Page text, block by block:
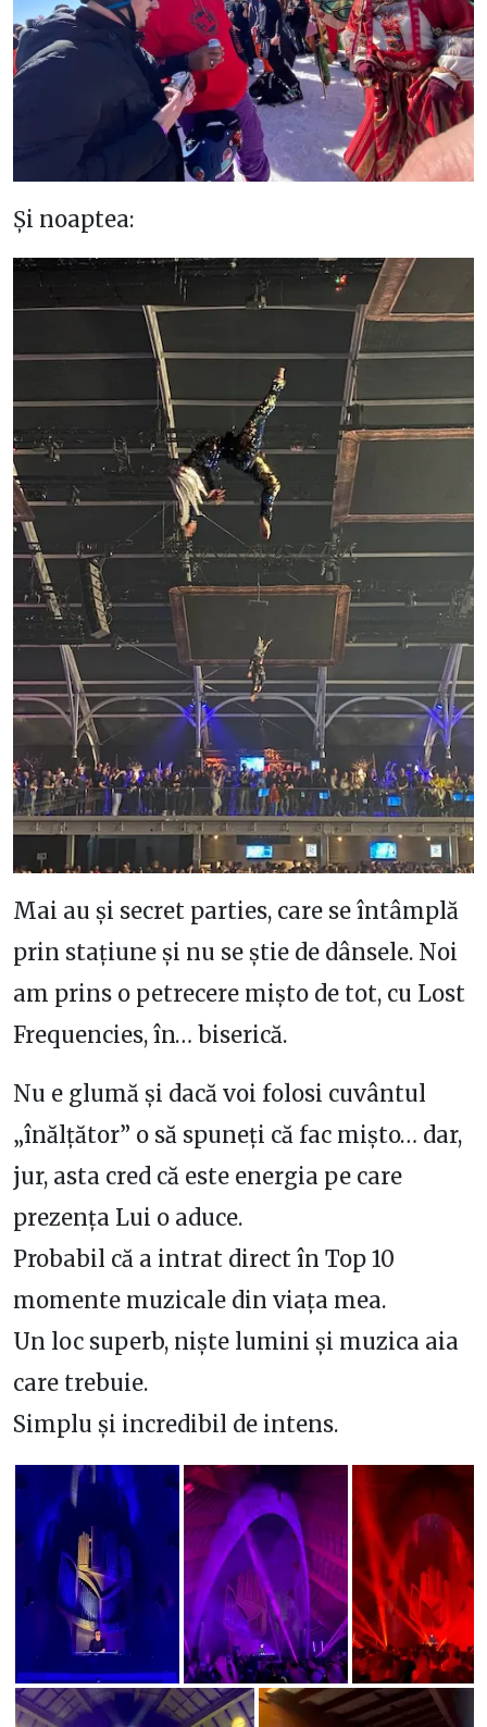
Și noaptea:
Mai au și secret parties, care se întâmplă
prin stațiune și nu se știe de dânsele. Noi
am prins o petrecere mișto de tot, cu Lost
Frequencies, în… biserică.
Nu e glumă și dacă voi folosi cuvântul
„înălțător” o să spuneți că fac mișto… dar,
jur, asta cred că este energia pe care
prezența Lui o aduce.
Probabil că a intrat direct în Top 10
momente muzicale din viața mea.
Un loc superb, niște lumini și muzica aia
care trebuie.
Simplu și incredibil de intens.